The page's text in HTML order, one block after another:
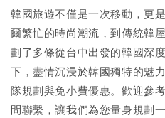
韓國旅遊不僅是一次移動，更
爾繁忙的時尚潮流，到傳統韓
劃了多條從台中出發的韓國深
下，盡情沉浸於韓國獨特的魅
隊規劃與免小費優惠。歡迎參
問聯繫，讓我們為您量身規劃